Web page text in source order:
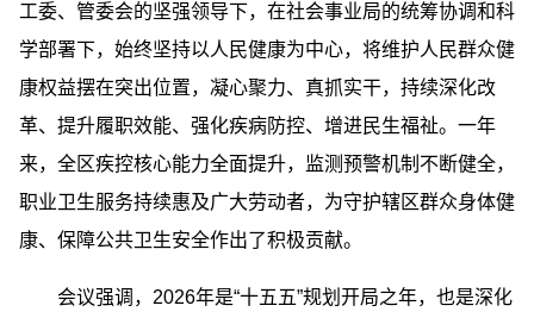
工委、管委会的坚强领导下，在社会事业局的统筹协调和科
学部署下，始终坚持以人民健康为中心，将维护人民群众健
康权益摆在突出位置，凝心聚力、真抓实干，持续深化改
革、提升履职效能、强化疾病防控、增进民生福祉。一年
来，全区疾控核心能力全面提升，监测预警机制不断健全，
职业卫生服务持续惠及广大劳动者，为守护辖区群众身体健
康、保障公共卫生安全作出了积极贡献。
会议强调，2026年是“十五五”规划开局之年，也是深化